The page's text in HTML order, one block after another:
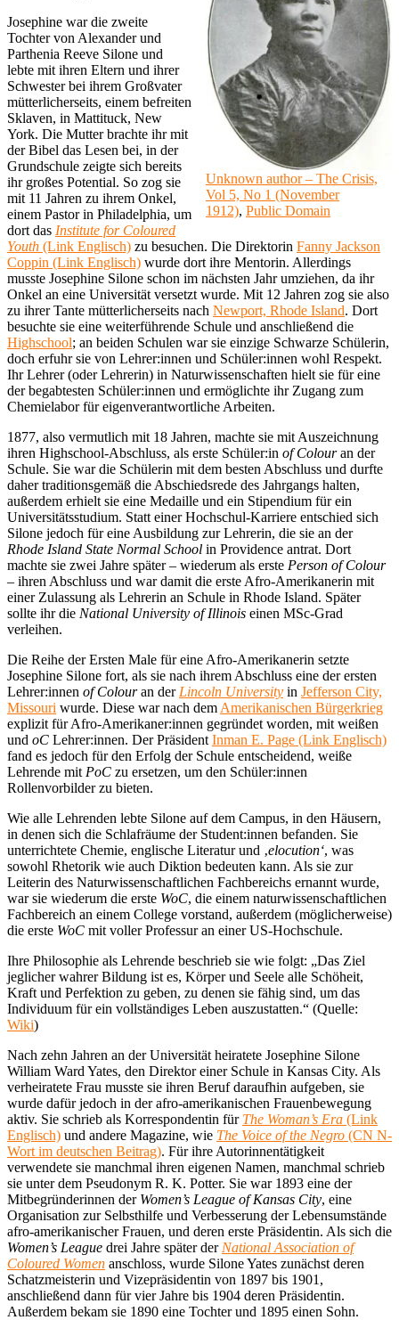
Unknown author – The Crisis,
Vol 5, No 1 (November
1912), Public Domain
Josephine war die zweite
Tochter von Alexander und
Parthenia Reeve Silone und
lebte mit ihren Eltern und ihrer
Schwester bei ihrem Großvater
mütterlicherseits, einem befreiten
Sklaven, in Mattituck, New
York. Die Mutter brachte ihr mit
der Bibel das Lesen bei, in der
Grundschule zeigte sich bereits
ihr großes Potential. So zog sie
mit 11 Jahren zu ihrem Onkel,
einem Pastor in Philadelphia, um
dort das Institute for Coloured
Youth (Link Englisch) zu besuchen. Die Direktorin Fanny Jackson
Coppin (Link Englisch) wurde dort ihre Mentorin. Allerdings
musste Josephine Silone schon im nächsten Jahr umziehen, da ihr
Onkel an eine Universität versetzt wurde. Mit 12 Jahren zog sie also
zu ihrer Tante mütterlicherseits nach Newport, Rhode Island. Dort
besuchte sie eine weiterführende Schule und anschließend die
Highschool; an beiden Schulen war sie einzige Schwarze Schülerin,
doch erfuhr sie von Lehrer:innen und Schüler:innen wohl Respekt.
Ihr Lehrer (oder Lehrerin) in Naturwissenschaften hielt sie für eine
der begabtesten Schüler:innen und ermöglichte ihr Zugang zum
Chemielabor für eigenverantwortliche Arbeiten.
1877, also vermutlich mit 18 Jahren, machte sie mit Auszeichnung
ihren Highschool-Abschluss, als erste Schüler:in of Colouran der
Schule. Sie war die Schülerin mit dem besten Abschluss und durfte
daher traditionsgemäß die Abschiedsrede des Jahrgangs halten,
außerdem erhielt sie eine Medaille und ein Stipendium für ein
Universitätsstudium. Statt einer Hochschul-Karriere entschied sich
Silone jedoch für eine Ausbildung zur Lehrerin, die sie an der
Rhode Island State Normal School in Providence antrat. Dort
machte sie zwei Jahre später – wiederum als erste Person of Colour
– ihren Abschluss und war damit die erste Afro-Amerikanerin mit
einer Zulassung als Lehrerin an Schule in Rhode Island. Später
sollte ihr die National University of Illinois einen MSc-Grad
verleihen.
Die Reihe der Ersten Male für eine Afro-Amerikanerin setzte
Josephine Silone fort, als sie nach ihrem Abschluss eine der ersten
Lehrer:innen of Colouran der Lincoln University in Jefferson City,
Missouri wurde. Diese war nach dem Amerikanischen Bürgerkrieg
explizit für Afro-Amerikaner:innen gegründet worden, mit weißen
und oC Lehrer:innen. Der Präsident Inman E. Page (Link Englisch)
fand es jedoch für den Erfolg der Schule entscheidend, weiße
Lehrende mit PoC zu ersetzen, um den Schüler:innen
Rollenvorbilder zu bieten.
Wie alle Lehrenden lebte Silone auf dem Campus, in den Häusern,
in denen sich die Schlafräume der Student:innen befanden. Sie
unterrichtete Chemie, englische Literatur und ‚elocution‘, was
sowohl Rhetorik wie auch Diktion bedeuten kann. Als sie zur
Leiterin des Naturwissenschaftlichen Fachbereichs ernannt wurde,
war sie wiederum die erste WoC, die einem naturwissenschaftlichen
Fachbereich an einem College vorstand, außerdem (möglicherweise)
die erste WoC mit voller Professur an einer US-Hochschule.
Ihre Philosophie als Lehrende beschrieb sie wie folgt: „Das Ziel
jeglicher wahrer Bildung ist es, Körper und Seele alle Schöheit,
Kraft und Perfektion zu geben, zu denen sie fähig sind, um das
Individuum für ein vollständiges Leben auszustatten.“ (Quelle:
Wiki)
Nach zehn Jahren an der Universität heiratete Josephine Silone
William Ward Yates, den Direktor einer Schule in Kansas City. Als
verheiratete Frau musste sie ihren Beruf daraufhin aufgeben, sie
wurde dafür jedoch in der afro-amerikanischen Frauenbewegung
aktiv. Sie schrieb als Korrespondentin für The Woman’s Era (Link
Englisch) und andere Magazine, wie The Voice of the Negro (CN N-
Wort im deutschen Beitrag). Für ihre Autorinnentätigkeit
verwendete sie manchmal ihren eigenen Namen, manchmal schrieb
sie unter dem Pseudonym R. K. Potter. Sie war 1893 eine der
Mitbegründerinnen der Women’s League of Kansas City, eine
Organisation zur Selbsthilfe und Verbesserung der Lebensumstände
afro-amerikanischer Frauen, und deren erste Präsidentin. Als sich die
Women’s League drei Jahre später der National Association of
Coloured Women anschloss, wurde Silone Yates zunächst deren
Schatzmeisterin und Vizepräsidentin von 1897 bis 1901,
anschließend dann für vier Jahre bis 1904 deren Präsidentin.
Außerdem bekam sie 1890 eine Tochter und 1895 einen Sohn.